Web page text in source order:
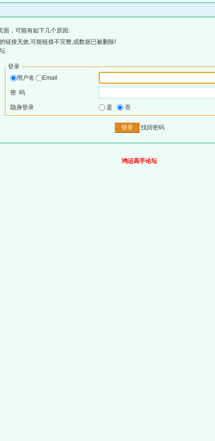
面，可能有如下几个原因:
链接无效,可能链接不完整,或数据已被删除!
登录
用户名
Email
密 码
隐身登录 是 否
找回密码
鸿运高手论坛